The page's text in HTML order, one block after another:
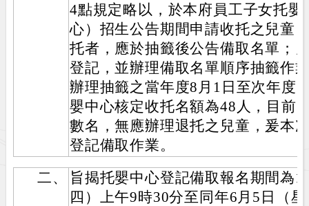
4點規定略以，於本府員工子女托
心）招生公告期間申請收托之兒童
托者，應於抽籤後公告備取名單；
登記，並辦理備取名單順序抽籤作
辦理抽籤之當年度8月1日至次年度
嬰中心核定收托名額為48人，目前
數名，無應辦理退托之兒童，爰本
登記備取作業。
二、
旨揭托嬰中心登記備取報名期間為
四）上午9時30分至同年6月5日（